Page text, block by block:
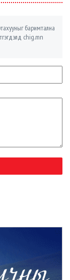
баримтална
chig.mn